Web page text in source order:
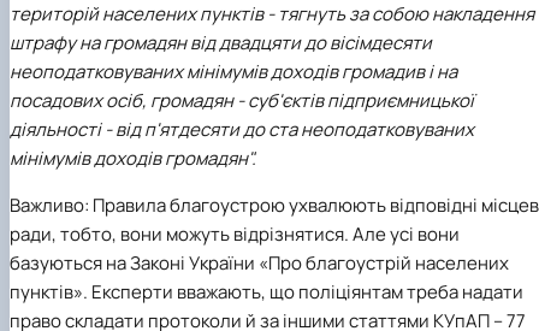
територій населених пунктів - тягнуть за собою накладення
штрафу на громадян від двадцяти до вісімдесяти
неоподатковуваних мінімумів доходів громадив і на
посадових осіб, громадян - суб'єктів підприємницької
діяльності - від п'ятдесяти до ста неоподатковуваних
мінімумів доходів громадян".
Важливо: Правила благоустрою ухвалюють відповідні
ради, тобто, вони можуть відрізнятися. Але усі вони
базуються на Законі України «Про благоустрій населених
пунктів». Експерти вважають, що поліціянтам треба надати
право складати протоколи й за іншими статтями КУпАП – 77